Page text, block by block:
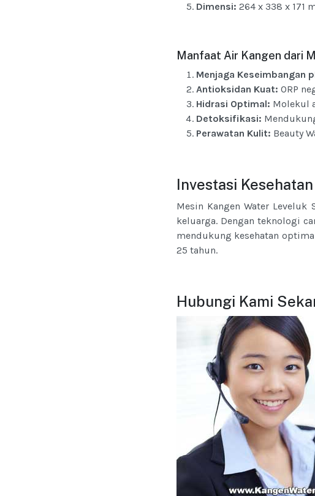
Dimensi: 264 x 338 x 171
Manfaat Air Kangen dari
Menjaga Keseimbangan
Antioksidan Kuat: ORP
Hidrasi Optimal: Molekul
Detoksifikasi:
Perawatan Kulit: Beauty
Investasi
Mesin Kangen Water Leveluk
keluarga. Dengan teknologi
mendukung kesehatan
25 tahun.
Hubungi Kami